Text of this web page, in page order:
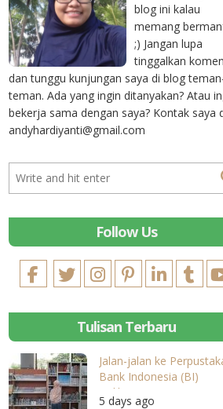
blog ini kalau
memang
;) Jangan lupa
tinggalkan
dan tunggu kunjungan saya di blog
teman. Ada yang ingin ditanyakan? Atau
bekerja sama dengan saya? Kontak saya
andyhardiyanti@gmail.com
Follow Us
Tulisan Terbaru
Jalan-jalan ke
Bank Indonesia (BI)
Balikpapan
5 days ago